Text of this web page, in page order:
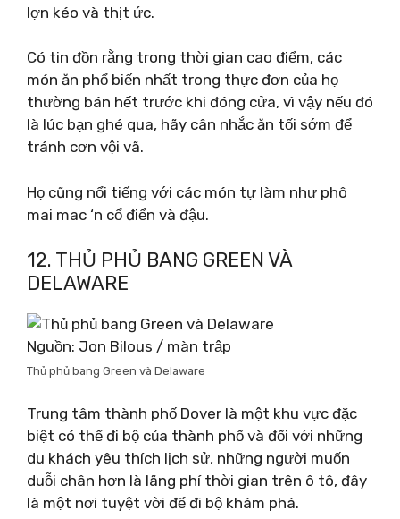
lợn kéo và thịt ức.
Có tin đồn rằng trong thời gian cao điểm, các
món ăn phổ biến nhất trong thực đơn của họ
thường bán hết trước khi đóng cửa, vì vậy nếu đó
là lúc bạn ghé qua, hãy cân nhắc ăn tối sớm để
tránh cơn vội vã.
Họ cũng nổi tiếng với các món tự làm như phô
mai mac ‘n cổ điển và đậu.
12. THỦ PHỦ BANG GREEN VÀ
DELAWARE
Nguồn: Jon Bilous / màn trập
Thủ phủ bang Green và Delaware
Trung tâm thành phố Dover là một khu vực đặc
biệt có thể đi bộ của thành phố và đối với những
du khách yêu thích lịch sử, những người muốn
duỗi chân hơn là lãng phí thời gian trên ô tô, đây
là một nơi tuyệt vời để đi bộ khám phá.